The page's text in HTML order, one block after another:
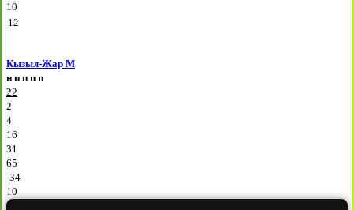
10
12
Кызыл-Жар М
н п п п п
22
2
4
16
31
65
-34
10